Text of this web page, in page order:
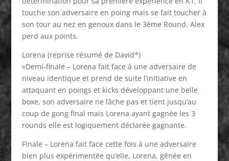
touche son adversaire en poing mais se fait toucher à
son tour au nez en genoux dans le 3ème Round. Alex
perd aux points.
Lorena (reprise résumé de David*)
«Demi-finale – Lorena fait face à une adversaire de
niveau identique et prend de suite l’initiative en
attaquant en poings et kicks développant une belle
boxe, son adversaire ne lâche pas et tient jusqu’au
coup de gong final mais Lorena ayant gagnée les 3
rounds elle est logiquement déclarée gagnante.
Finale – Lorena fait face cette fois à une adversaire
bien plus expérimentée qu’elle, Lorena, gênée en